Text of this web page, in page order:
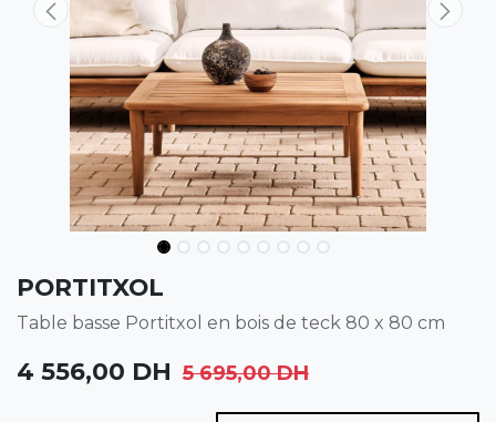
PORTITXOL
Table basse Portitxol en bois de teck 80 x 80 cm
4 556,00 DH 5 695,00DH